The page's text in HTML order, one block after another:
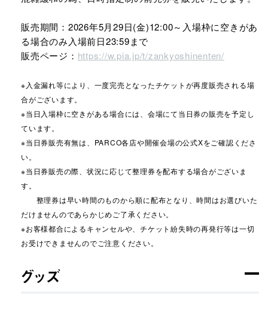
販売期間：2026年5月29日(金)12:00～入場枠に空きがあ
る場合のみ入場前日23:59まで
販売ページ： https://w.pia.jp/t/zankyoshinenten/
※入金漏れ等により、一度完売となったチケットが再度販売される場
合がございます。
※当日入場枠に空きがある場合には、会場にて当日券の販売を予定し
ています。
※当日券販売有無は、PARCO各店や開催会場の公式Xをご確認くださ
い。
※当日券販売の際、状況に応じて整理券を配布する場合がございま
す。
整理券は早い時間のものから順に配布となり、時間はお選びいた
だけませんのであらかじめご了承ください。
※お客様都合によるキャンセルや、チケット紛失時の再発行等は一切
お受けできませんのでご注意ください。
グッズ